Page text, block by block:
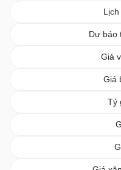
Dự báo
Giá
Giá
Tỷ